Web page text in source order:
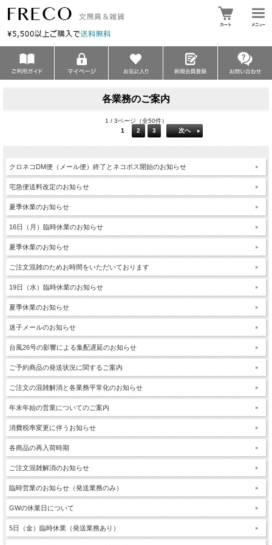
各業務のご案内
1 / 3ページ（全50件）
1
2 3 次へ
クロネコDM便（メール便）終了とネコポス開始のお知らせ
宅急便送料改定のお知らせ
夏季休業のお知らせ
16日（月）臨時休業のお知らせ
夏季休業のお知らせ
ご注文混雑のためお時間をいただいております
19日（水）臨時休業のお知らせ
夏季休業のお知らせ
迷子メールのお知らせ
台風26号の影響による集配遅延のお知らせ
ご予約商品の発送状況に関するご案内
ご注文の混雑解消と各業務平常化のお知らせ
年末年始の営業についてのご案内
消費税率変更に伴うお知らせ
各商品の再入荷時期
ご注文混雑解消のお知らせ
臨時営業のお知らせ（発送業務のみ）
GWの休業日について
5日（金）臨時休業（発送業務あり）